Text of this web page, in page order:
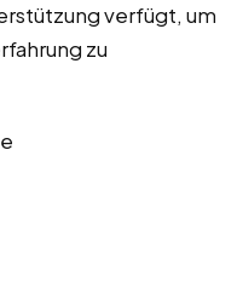
verfügt, um
zu